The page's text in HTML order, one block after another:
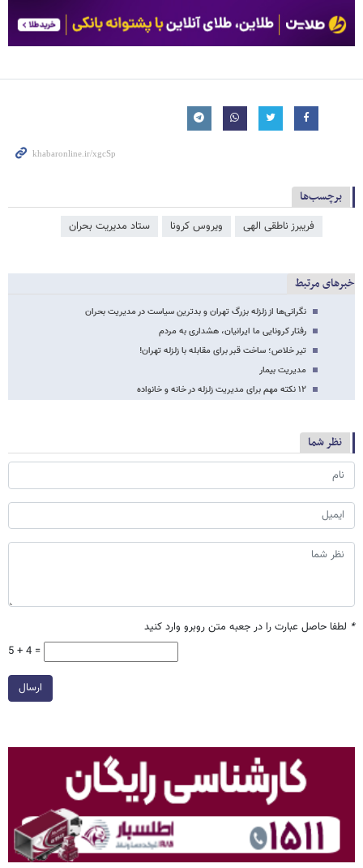
برچسب‌ها
فریبرز ناطقی الهی ویروس کرونا ستاد مدیریت بحران
خبرهای مرتبط
نگرانی‌ها از زلزله بزرگ تهران و بدترین سیاست در مدیریت بحران
رفتار کرونایی ما ایرانیان، هشداری به مردم
تیر خلاص؛ ساخت قبر برای مقابله با زلزله تهران!
مدیریت بیمار
۱۲ نکته مهم برای مدیریت زلزله در خانه و خانواده
نظر شما
* لطفا حاصل عبارت را در جعبه متن روبرو وارد کنید
5 + 4 =
ارسال